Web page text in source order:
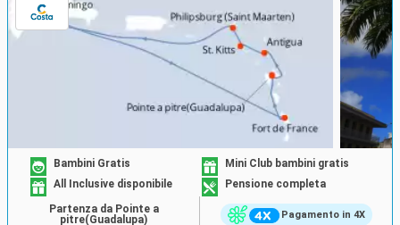
Pagamento in 4X
Bambini Gratis
Mini Club bambini gratis
All Inclusive disponibile
Pensione completa
Partenza da Pointe a
pitre(Guadalupa)